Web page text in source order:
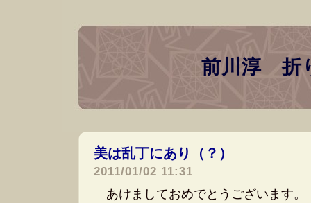
前川淳 折
美は乱丁にあり（？）
2011/01/02 11:31
あけましておめでとうございます。